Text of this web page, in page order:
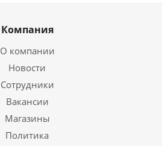
Компания
О компании
Новости
Сотрудники
Вакансии
Магазины
Политика